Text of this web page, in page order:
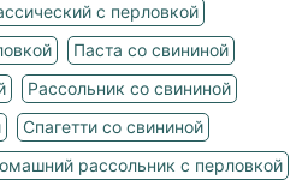
с перловкой
Паста со свининой
Рассольник со свининой
Спагетти со свининой
рассольник с перловкой